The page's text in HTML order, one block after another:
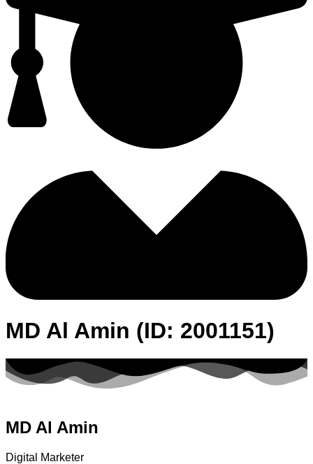
MD Al Amin (ID: 2001151)
MD Al Amin
Digital Marketer